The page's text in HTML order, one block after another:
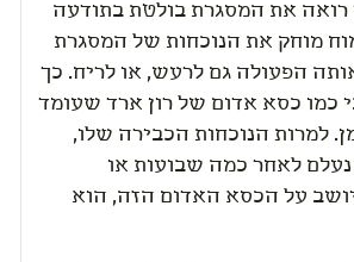
את המסגרת בולטת בתודעה
שלי. אך אחרי זמן מסויים המוח מוחק את הנוכחות של המסגרת
לאין. המוח יכול לעשות את אותה הפעולה גם לרעש, או לריח. כך
כמו כסא אדום של רון ארד שעומד
לשקוף עם הזמן. למרות הנוכחות הכבירה שלו,
והנוחיות המוגבלת שלו, הוא נעלם לאחר כמה שבועות או
על הכסא האדום הזה, הוא